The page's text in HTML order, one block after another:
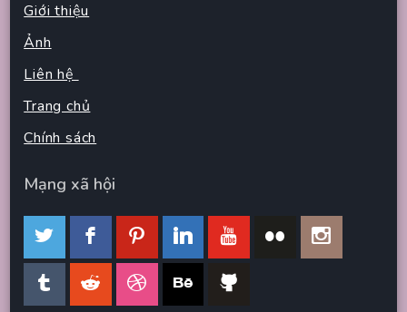
Giới thiệu
Ảnh
Liên hệ
Trang chủ
Chính sách
Mạng xã hội